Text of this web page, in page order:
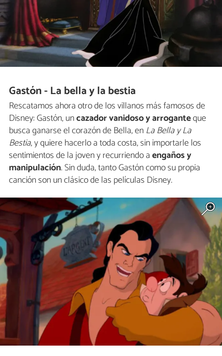
Gastón - La bella y la bestia
Rescatamos ahora otro de los villanos más famosos de
Disney: Gastón, uncazador vanidoso y arroganteque
busca ganarse el corazón de Bella, enLa Bella y La
Bestia, y quiere hacerlo a toda costa, sin importarle los
sentimientos de la joven y recurriendo aengaños y
manipulación. Sin duda, tanto Gastón como su propia
canción son un clásico de las películas Disney.